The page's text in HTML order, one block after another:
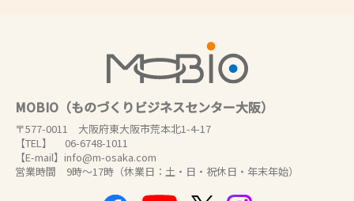
MOBIO（ものづくりビジネスセンター大阪）
〒577-0011 大阪府東大阪市荒本北1-4-17
【TEL】 06-6748-1011
【E-mail】info@m-osaka.com
営業時間 9時～17時（休業日：土・日・祝休日・年末年始）